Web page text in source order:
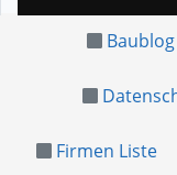
Baublog
Firmen Liste